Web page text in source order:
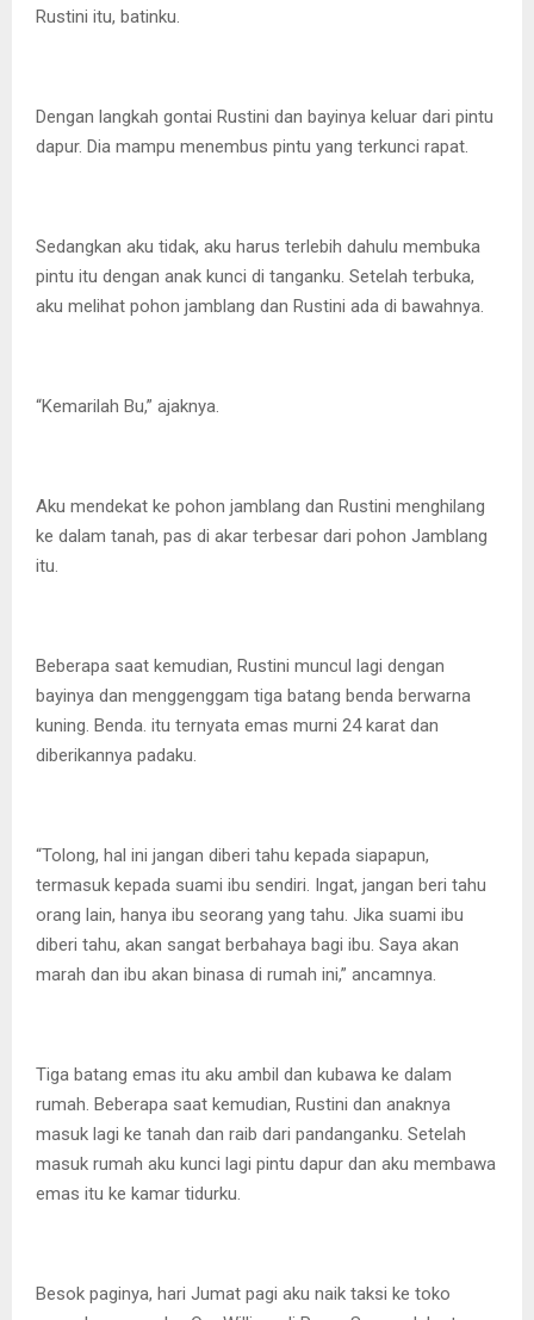
Rustini itu, batinku.
Dengan langkah gontai Rustini dan bayinya keluar dari pintu
dapur. Dia mampu menembus pintu yang terkunci rapat.
Sedangkan aku tidak, aku harus terlebih dahulu membuka
pintu itu dengan anak kunci di tanganku. Setelah terbuka,
aku melihat pohon jamblang dan Rustini ada di bawahnya.
“Kemarilah Bu,” ajaknya.
Aku mendekat ke pohon jamblang dan Rustini menghilang
ke dalam tanah, pas di akar terbesar dari pohon Jamblang
itu.
Beberapa saat kemudian, Rustini muncul lagi dengan
bayinya dan menggenggam tiga batang benda berwarna
kuning. Benda. itu ternyata emas murni 24 karat dan
diberikannya padaku.
“Tolong, hal ini jangan diberi tahu kepada siapapun,
termasuk kepada suami ibu sendiri. Ingat, jangan beri tahu
orang lain, hanya ibu seorang yang tahu. Jika suami ibu
diberi tahu, akan sangat berbahaya bagi ibu. Saya akan
marah dan ibu akan binasa di rumah ini,” ancamnya.
Tiga batang emas itu aku ambil dan kubawa ke dalam
rumah. Beberapa saat kemudian, Rustini dan anaknya
masuk lagi ke tanah dan raib dari pandanganku. Setelah
masuk rumah aku kunci lagi pintu dapur dan aku membawa
emas itu ke kamar tidurku.
Besok paginya, hari Jumat pagi aku naik taksi ke toko